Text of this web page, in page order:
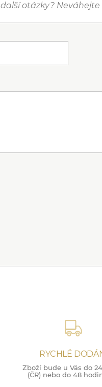
otázky?
RYCHLÉ
Zboží bude u Vás do
(ČR) nebo do 48